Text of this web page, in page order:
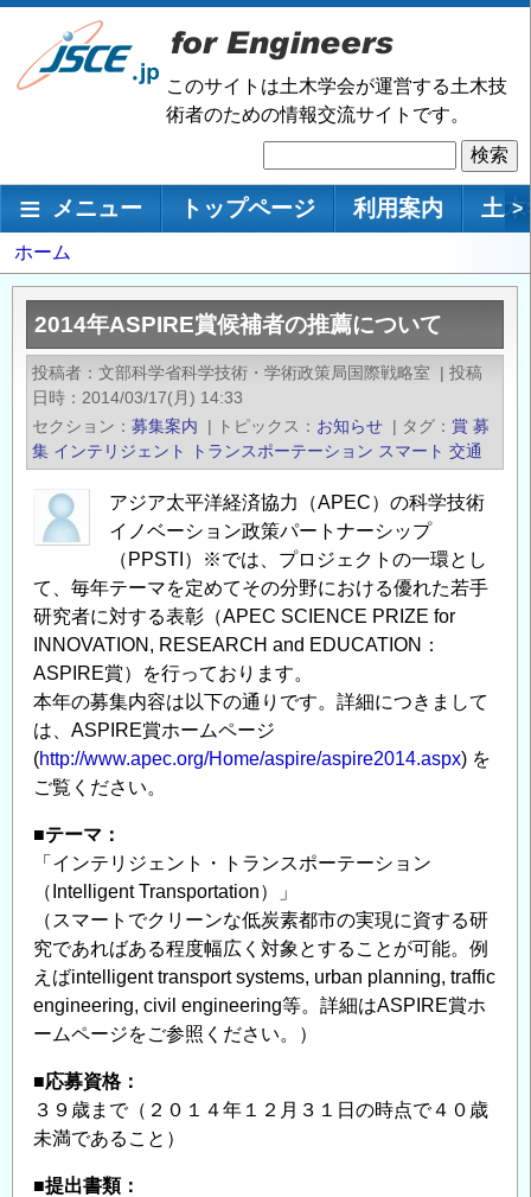
メ
ン
移
このサイトは土木学会が運営する土木技
術者のための情報交流サイトです。
索
メインナビゲーション
メニュー トップページ 利用案内 土 >
パ
ン
く
ず
ホーム
2014年ASPIRE賞候補者の推薦について
投稿者 文部科学省科学技術・学術政策局国際戦略室 | 投稿
日時
2014/03/17(月) 14:33
セクション
募集案内 | トピックス お知らせ | タグ 賞 募
集 インテリジェント トランスポーテーション スマート 交通
アジア太平洋経済協力（APEC）の科学技術
イノベーション政策パートナーシップ
（PPSTI）※では、プロジェクトの一環とし
て、毎年テーマを定めてその分野における優れた若手
研究者に対する表彰（APEC SCIENCE PRIZE for
INNOVATION, RESEARCH and EDUCATION：
ASPIRE賞）を行っております。
本年の募集内容は以下の通りです。詳細につきまして
は、ASPIRE賞ホームページ
(http://www.apec.org/Home/aspire/aspire2014.aspx) を
ご覧ください。
■テーマ：
「インテリジェント・トランスポーテーション
（Intelligent Transportation）」
（スマートでクリーンな低炭素都市の実現に資する研
究であればある程度幅広く対象とすることが可能。例
えばintelligent transport systems, urban planning, traffic
engineering, civil engineering等。詳細はASPIRE賞ホ
ームページをご参照ください。）
■応募資格：
３９歳まで（２０１４年１２月３１日の時点で４０歳
未満であること）
■提出書類：